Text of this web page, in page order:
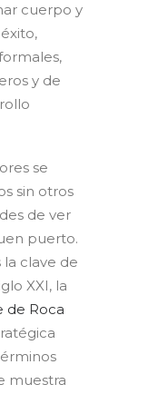
cuerpo y
y de
se
sin otros
de ver
puerto.
la clave de
XXI, la
de Roca
muestra